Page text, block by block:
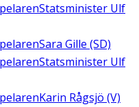
Statsminister Ulf
Sara Gille (SD)
Statsminister Ulf
Karin Rågsjö (V)